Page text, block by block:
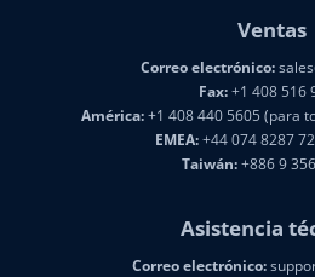
Ventas
Correo electrónico:
Fax:+1 408 516
América:+1 408 440 5605 (para
EMEA:+44 074 8287
Taiwán:+886 9
Asistencia
Correo electrónico: